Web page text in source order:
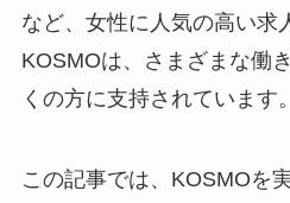
など、女性に人気の高い求
KOSMOは、さまざまな働
くの方に支持されています。
この記事では、KOSMOを